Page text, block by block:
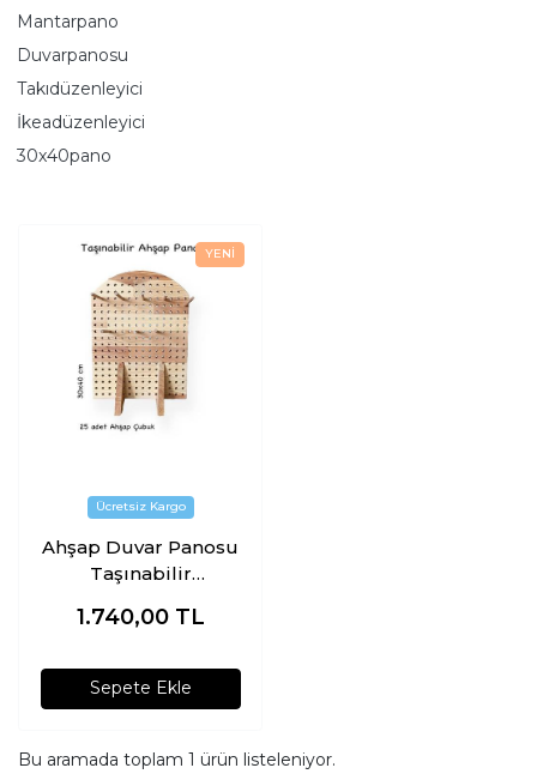
Mantarpano
Duvarpanosu
Takıdüzenleyici
İkeadüzenleyici
30x40pano
Ahşap Duvar Panosu
Taşınabilir
1.740,00 TL
Sepete Ekle
Bu aramada toplam 1 ürün listeleniyor.